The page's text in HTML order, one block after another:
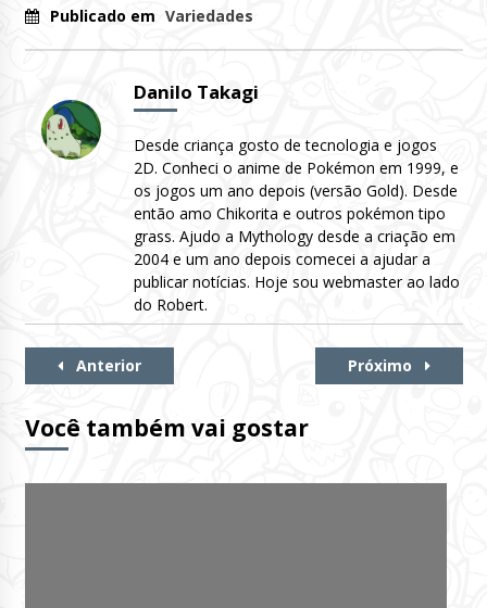
Publicado em Variedades
Danilo Takagi
Desde criança gosto de tecnologia e jogos
2D. Conheci o anime de Pokémon em 1999, e
os jogos um ano depois (versão Gold). Desde
então amo Chikorita e outros pokémon tipo
grass. Ajudo a Mythology desde a criação em
2004 e um ano depois comecei a ajudar a
publicar notícias. Hoje sou webmaster ao lado
do Robert.
Continue
Anterior Próximo
Você também vai gostar